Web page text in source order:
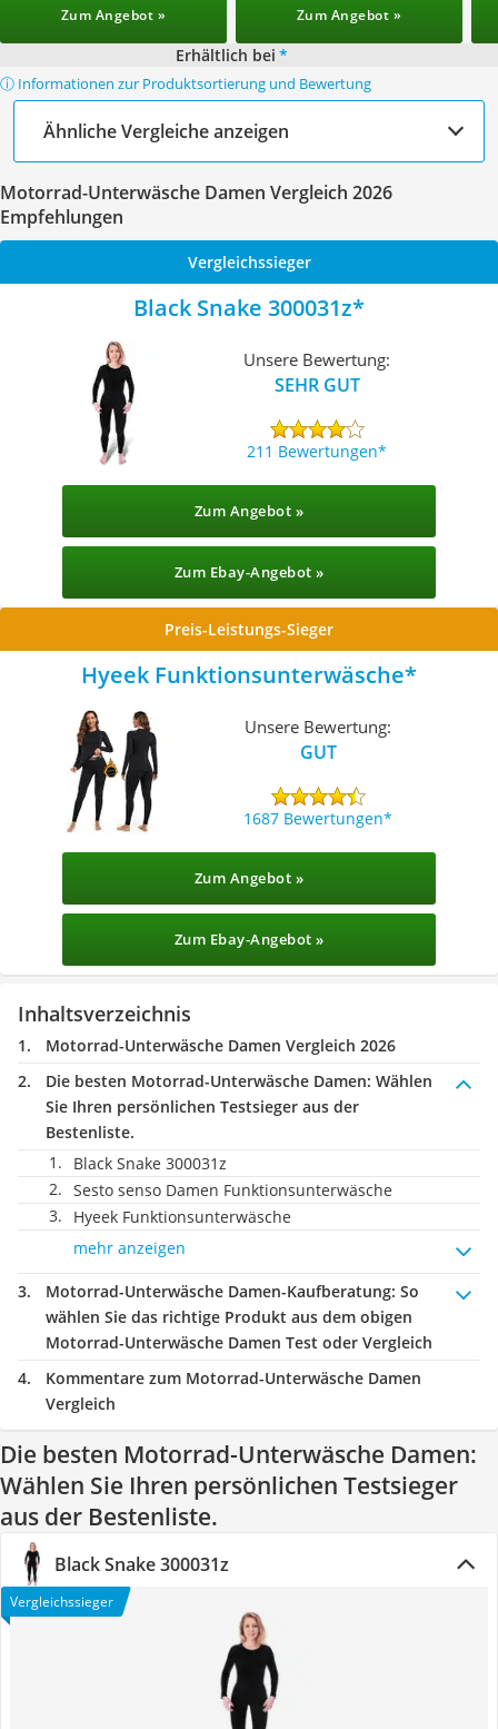
Zum Angebot » Zum Angebot »
Erhältlich bei *
ⓘ Informationen zur Produktsortierung und Bewertung
Ähnliche Vergleiche anzeigen
Motorrad-Unterwäsche Damen Vergleich 2026
Empfehlungen
Vergleichssieger
Black Snake 300031z
Unsere Bewertung:
SEHR GUT
211 Bewertungen
Zum Angebot »
Zum Ebay-Angebot »
Preis-Leistungs-Sieger
Hyeek Funktionsunterwäsche
Unsere Bewertung:
GUT
1687 Bewertungen
Zum Angebot »
Zum Ebay-Angebot »
Inhaltsverzeichnis
Motorrad-Unterwäsche Damen Vergleich 2026
Die besten Motorrad-Unterwäsche Damen: Wählen
Sie Ihren persönlichen Testsieger aus der
Bestenliste.
Black Snake 300031z
Sesto senso Damen Funktionsunterwäsche
Hyeek Funktionsunterwäsche
mehr anzeigen
Motorrad-Unterwäsche Damen-Kaufberatung: So
wählen Sie das richtige Produkt aus dem obigen
Motorrad-Unterwäsche Damen Test oder Vergleich
Kommentare zum Motorrad-Unterwäsche Damen
Vergleich
Die besten Motorrad-Unterwäsche Damen:
Wählen Sie Ihren persönlichen Testsieger
aus der Bestenliste.
Black Snake 300031z
Vergleichssieger